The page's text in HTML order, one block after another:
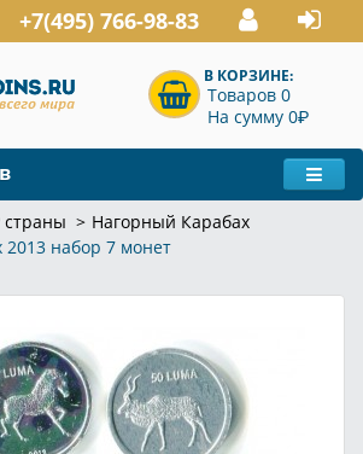
+7(495) 766-98-83
В КОРЗИНЕ:
Товаров 0
На сумму 0P
Нагорный Карабах
набор 7 монет